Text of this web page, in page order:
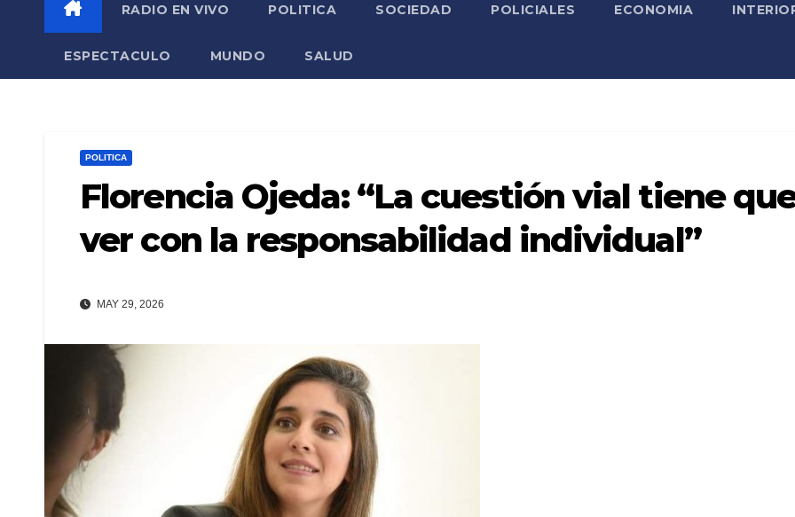
RADIO EN VIVO POLITICA SOCIEDAD POLICIALES ECONOMIA
ESPECTACULO MUNDO SALUD
POLITICA
Florencia Ojeda: “La cuestión vial tiene
ver con la responsabilidad individual”
MAY 29, 2026